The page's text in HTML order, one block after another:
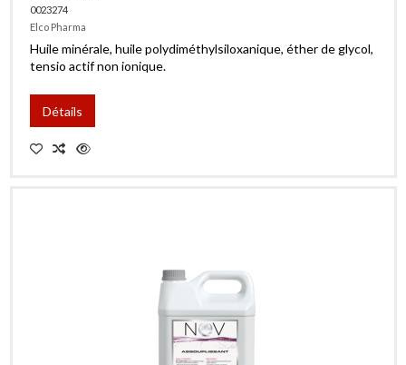
0023274
Elco Pharma
Huile minérale, huile polydiméthylsiloxanique, éther de glycol,
tensio actif non ionique.
Détails